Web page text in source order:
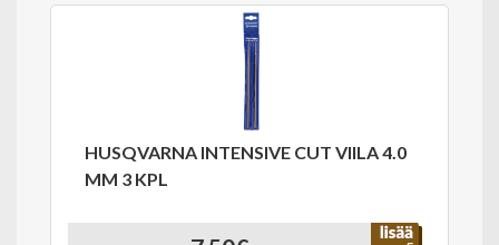
HUSQVARNA INTENSIVE CUT VIILA 4.0
MM 3 KPL